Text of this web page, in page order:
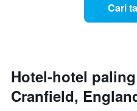
mempunyai
1
paksi
X
Cari
Hotel-hotel
Cranfield,